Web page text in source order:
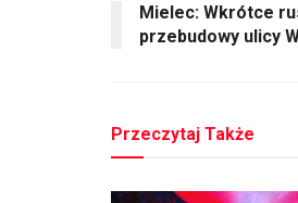
Mielec: Wkrótce
przebudowy ulicy
Przeczytaj Także